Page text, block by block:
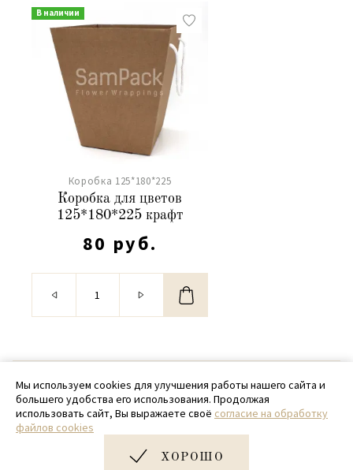
В наличии
Коробка 125*180*225
Коробка для цветов
125*180*225 крафт
80 руб.
© 2020 - 2026 SamPack
+ 7 (918) 699-97-87
zakaz@sampack.store
Дизайн и разработка сайта
Мы используем cookies для улучшения работы нашего сайта и
большего удобства его использования. Продолжая
использовать сайт, Вы выражаете своё согласие на обработку
файлов cookies
ХОРОШО